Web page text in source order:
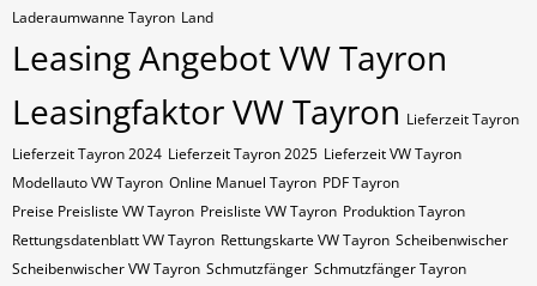
Laderaumwanne Tayron Land
Leasing Angebot VW Tayron
Leasingfaktor VW Tayron Lieferzeit Tayron
Lieferzeit Tayron 2024 Lieferzeit Tayron 2025 Lieferzeit VW Tayron
Modellauto VW Tayron Online Manuel Tayron PDF Tayron
Preise Preisliste VW Tayron Preisliste VW Tayron Produktion Tayron
Rettungsdatenblatt VW Tayron Rettungskarte VW Tayron Scheibenwischer
Scheibenwischer VW​ Tayron Schmutzfänger Schmutzfänger Tayron